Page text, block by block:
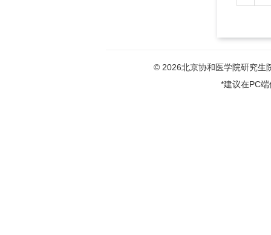
© 2026北京协和医学院研究生
*建议在PC